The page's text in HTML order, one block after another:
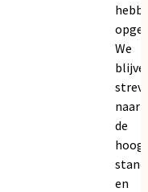
We
naar
de
en